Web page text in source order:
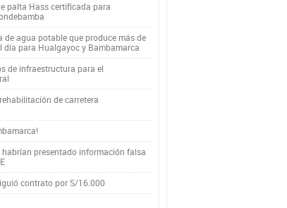
palta Hass certificada para
agua potable que produce más de
día para Hualgayoc y Bambamarca
de infraestructura para el
de carretera
presentado información falsa
contrato por S/16.000